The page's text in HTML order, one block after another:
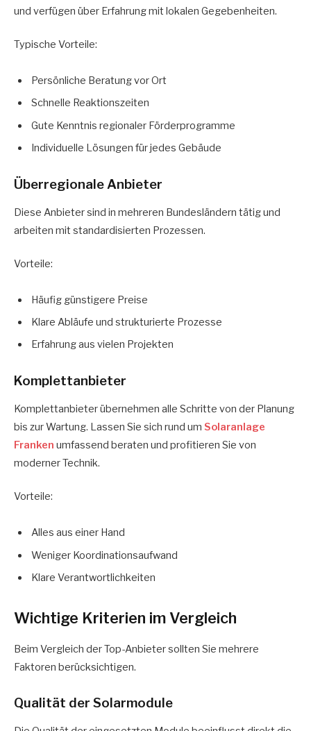
und verfügen über Erfahrung mit lokalen Gegebenheiten.
Typische Vorteile:
Persönliche Beratung vor Ort
Schnelle Reaktionszeiten
Gute Kenntnis regionaler Förderprogramme
Individuelle Lösungen für jedes Gebäude
Überregionale Anbieter
Diese Anbieter sind in mehreren Bundesländern tätig und
arbeiten mit standardisierten Prozessen.
Vorteile:
Häufig günstigere Preise
Klare Abläufe und strukturierte Prozesse
Erfahrung aus vielen Projekten
Komplettanbieter
Komplettanbieter übernehmen alle Schritte von der Planung
bis zur Wartung. Lassen Sie sich rund um Solaranlage
Franken umfassend beraten und profitieren Sie von
moderner Technik.
Vorteile:
Alles aus einer Hand
Weniger Koordinationsaufwand
Klare Verantwortlichkeiten
Wichtige Kriterien im Vergleich
Beim Vergleich der Top-Anbieter sollten Sie mehrere
Faktoren berücksichtigen.
Qualität der Solarmodule